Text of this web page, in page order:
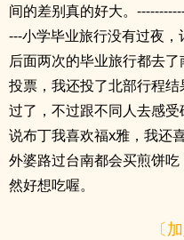
间的差别真的好大。
---小学毕业旅行没有过夜，
后面两次的毕业旅行都去
投票，我还投了北部行程
过了，不过跟不同人去感
说布丁我喜欢福x雅，我还
外婆路过台南都会买煎饼
然好想吃喔。
〔